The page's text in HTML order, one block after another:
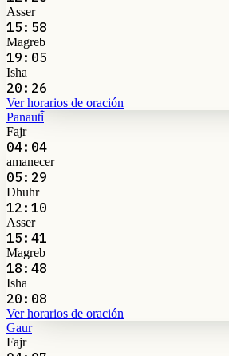
Asser
15:58
Magreb
19:05
Isha
20:26
Ver horarios de oración
Panauti̇̄
Fajr
04:04
amanecer
05:29
Dhuhr
12:10
Asser
15:41
Magreb
18:48
Isha
20:08
Ver horarios de oración
Gaur
Fajr